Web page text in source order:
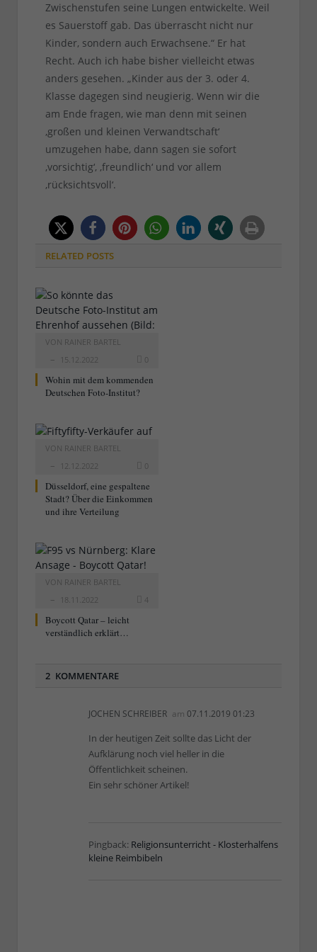
Zwischenstufen seine Lungen entwickelte. Weil
es Sauerstoff gab. Das überrascht nicht nur
Kinder, sondern auch Erwachsene.“ Er hat
Recht. Auch ich habe bisher vielleicht etwas
anders gesehen. „Kinder aus der 3. oder 4.
Klasse dagegen sind neugierig. Wenn wir die
am Ende fragen, wie man denn mit seinen
‚großen und kleinen Verwandtschaft‘
umzugehen habe, dann sagen sie sofort
‚vorsichtig‘, ‚freundlich‘ und vor allem
‚rücksichtsvoll‘.
RELATED POSTS
VON RAINER BARTEL
15.12.2022
0
Wohin mit dem kommenden
Deutschen Foto-Institut?
VON RAINER BARTEL
12.12.2022
0
Düsseldorf, eine gespaltene
Stadt? Über die Einkommen
und ihre Verteilung
VON RAINER BARTEL
18.11.2022
4
Boycott Qatar – leicht
verständlich erklärt…
2 KOMMENTARE
JOCHEN SCHREIBER am 07.11.2019 01:23
In der heutigen Zeit sollte das Licht der
Aufklärung noch viel heller in die
Öffentlichkeit scheinen.
Ein sehr schöner Artikel!
Pingback: Religionsunterricht - Klosterhalfens
kleine Reimbibeln